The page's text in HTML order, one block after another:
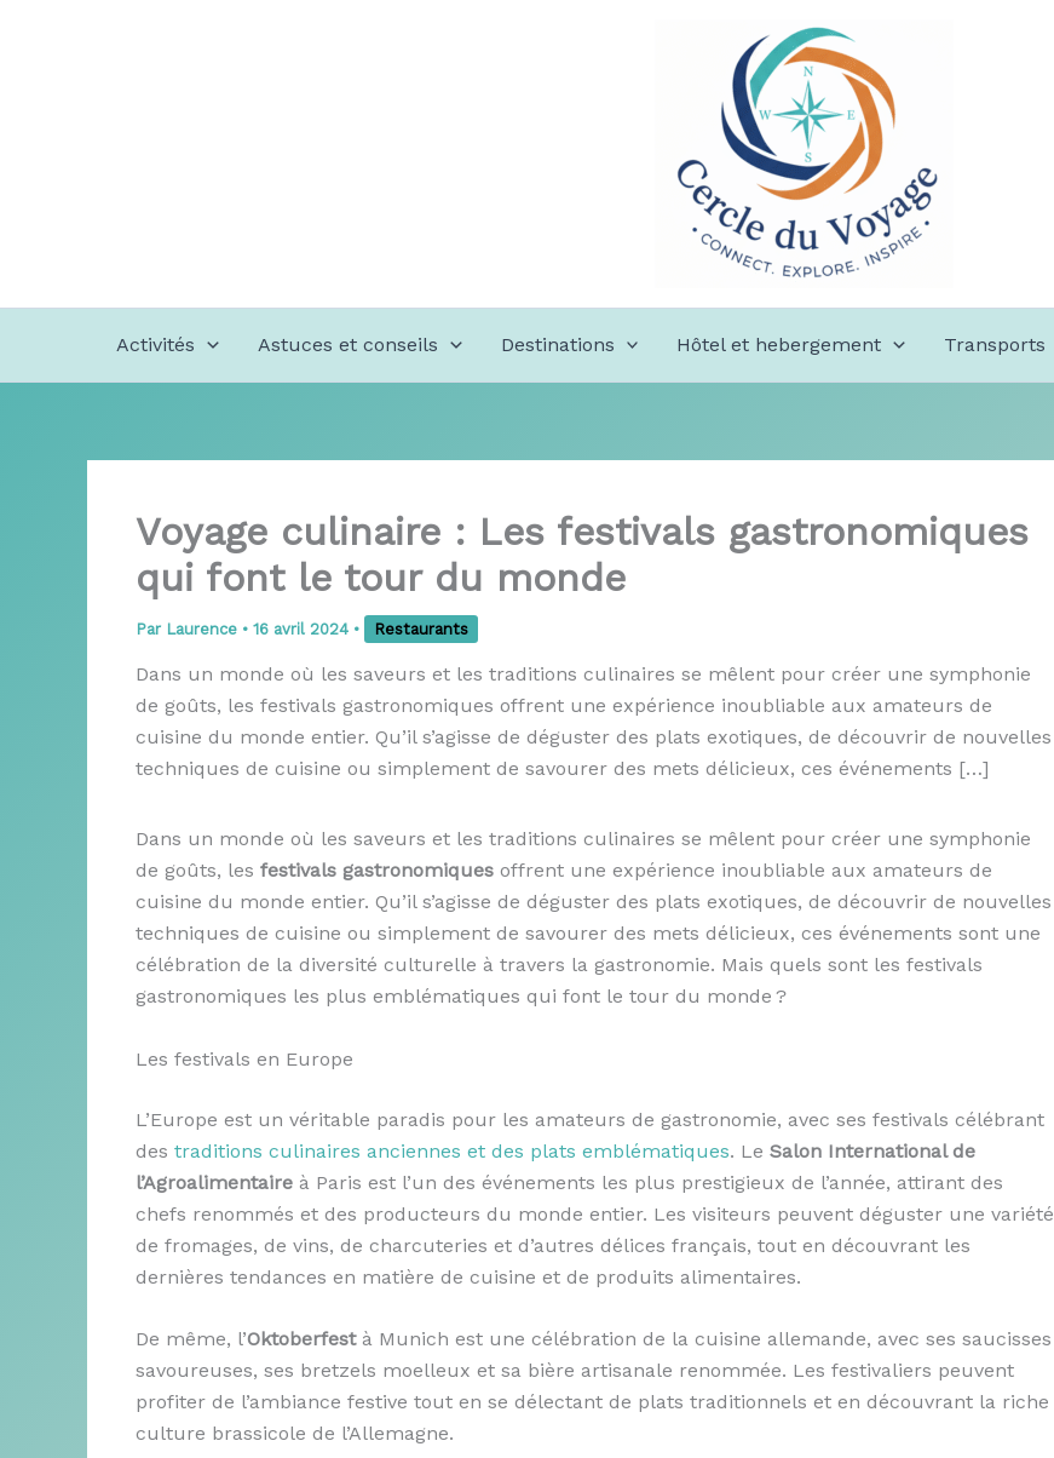
Activités Astuces et conseils Destinations Hôtel et hebergement Transports
Voyage culinaire : Les festivals gastronomiques
qui font le tour du monde
Par Laurence • 16 avril 2024 • Restaurants
Dans un monde où les saveurs et les traditions culinaires se mêlent pour créer une symphonie
de goûts, les festivals gastronomiques offrent une expérience inoubliable aux amateurs de
cuisine du monde entier. Qu’il s’agisse de déguster des plats exotiques, de découvrir de nouvelles
techniques de cuisine ou simplement de savourer des mets délicieux, ces événements […]
Dans un monde où les saveurs et les traditions culinaires se mêlent pour créer une symphonie
de goûts, les festivals gastronomiques offrent une expérience inoubliable aux amateurs de
cuisine du monde entier. Qu’il s’agisse de déguster des plats exotiques, de découvrir de nouvelles
techniques de cuisine ou simplement de savourer des mets délicieux, ces événements sont une
célébration de la diversité culturelle à travers la gastronomie. Mais quels sont les festivals
gastronomiques les plus emblématiques qui font le tour du monde ?
Les festivals en Europe
L’Europe est un véritable paradis pour les amateurs de gastronomie, avec ses festivals célébrant
des traditions culinaires anciennes et des plats emblématiques. Le Salon International de
l’Agroalimentaire à Paris est l’un des événements les plus prestigieux de l’année, attirant des
chefs renommés et des producteurs du monde entier. Les visiteurs peuvent déguster une variété
de fromages, de vins, de charcuteries et d’autres délices français, tout en découvrant les
dernières tendances en matière de cuisine et de produits alimentaires.
De même, l’Oktoberfestà Munich est une célébration de la cuisine allemande, avec ses saucisses
savoureuses, ses bretzels moelleux et sa bière artisanale renommée. Les festivaliers peuvent
profiter de l’ambiance festive tout en se délectant de plats traditionnels et en découvrant la riche
culture brassicole de l’Allemagne.